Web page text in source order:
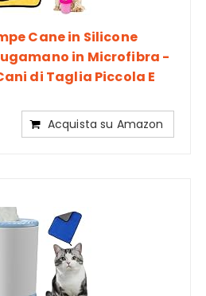
Cane in Silicone
in Microfibra -
di Taglia Piccola E
Acquista su Amazon